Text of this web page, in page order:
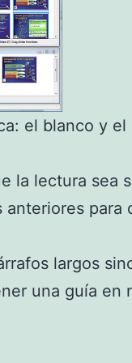
el blanco y el
la lectura sea
para
largos
una guía en